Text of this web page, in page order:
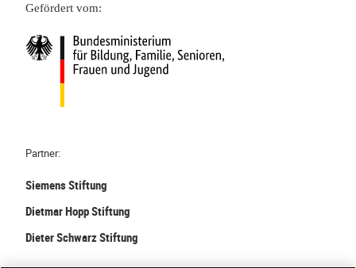
Gefördert vom:
Partner:
Siemens Stiftung
Dietmar Hopp Stiftung
Dieter Schwarz Stiftung